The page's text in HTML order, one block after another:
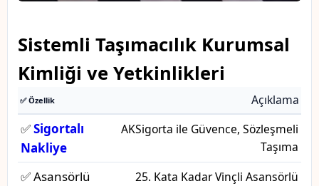
Sistemli Taşımacılık Kurumsal
Kimliği ve Yetkinlikleri
✅ Özellik Açıklama
✅Sigortalı
Nakliye
AKSigorta ile Güvence, Sözleşmeli
Taşıma
✅ Asansörlü
25. Kata Kadar Vinçli Asansörlü